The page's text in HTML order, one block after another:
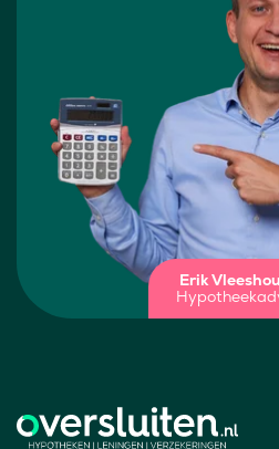
Erik